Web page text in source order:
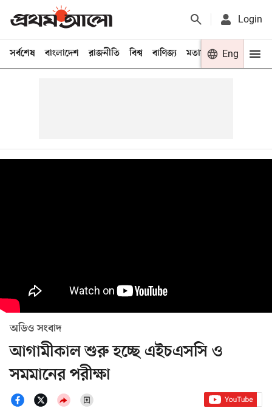
Login
সর্বশেষ বাংলাদেশ রাজনীতি বিশ্ব বাণিজ্য মতামত খেলা
Eng
অডিও সংবাদ
আগামীকাল শুরু হচ্ছে এইচএসসি ও
সমমানের পরীক্ষা